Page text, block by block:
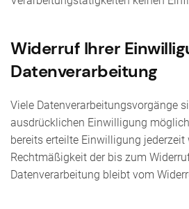
Widerruf Ihrer
Datenverarbeitung
Viele Datenverarbeitungsvorgänge
ausdrücklichen Einwilligung
bereits erteilte Einwilligung jederzeit
Rechtmäßigkeit der bis zum
Datenverarbeitung bleibt vom